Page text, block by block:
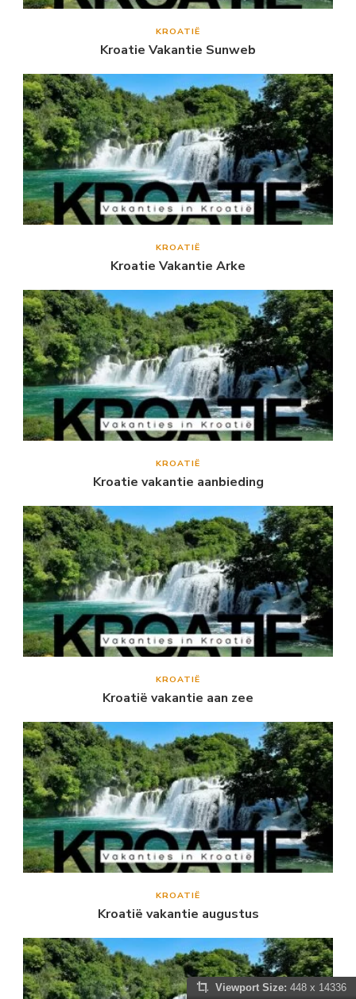
KROATIË
Kroatie Vakantie Sunweb
KROATIË
Kroatie Vakantie Arke
KROATIË
Kroatie vakantie aanbieding
KROATIË
Kroatië vakantie aan zee
KROATIË
Kroatië vakantie augustus
Viewport Size: 448 x 14336